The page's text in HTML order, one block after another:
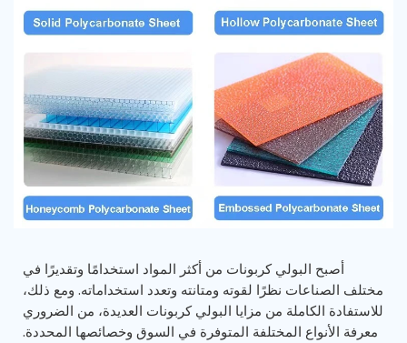
أصبح البولي كربونات من أكثر المواد استخدامًا وتقديرًا في
مختلف الصناعات نظرًا لقوته ومتانته وتعدد استخداماته. ومع ذلك،
للاستفادة الكاملة من مزايا البولي كربونات العديدة، من الضروري
معرفة الأنواع المختلفة المتوفرة في السوق وخصائصها المحددة.